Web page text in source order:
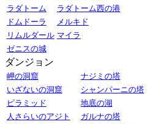
ラダトーム
ラダトーム西の港
ドムドーラ
メルキド
リムルダール マイラ
ゼニスの城
ダンジョン
岬の洞窟
ナジミの塔
いざないの洞窟
シャンパーニの塔
ピラミッド
地底の湖
人さらいのアジト
ガルナの塔